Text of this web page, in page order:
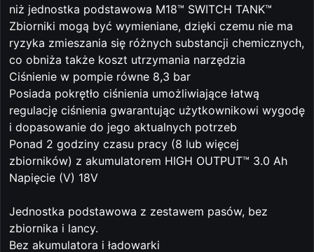
niż jednostka podstawowa M18™ SWITCH TANK™
Zbiorniki mogą być wymieniane, dzięki czemu nie ma
ryzyka zmieszania się różnych substancji chemicznych,
co obniża także koszt utrzymania narzędzia
Ciśnienie w pompie równe 8,3 bar
Posiada pokrętło ciśnienia umożliwiające łatwą
regulację ciśnienia gwarantując użytkownikowi wygodę
i dopasowanie do jego aktualnych potrzeb
Ponad 2 godziny czasu pracy (8 lub więcej
zbiorników) z akumulatorem HIGH OUTPUT™ 3.0 Ah
Napięcie (V) 18V
Jednostka podstawowa z zestawem pasów, bez
zbiornika i lancy.
Bez akumulatora i ładowarki